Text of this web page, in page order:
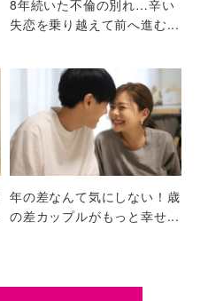
8年続いた不倫の別れ…辛い
失恋を乗り越えて前へ進む...
年の差なんて気にしない！歳
の差カップルがもっと幸せ...